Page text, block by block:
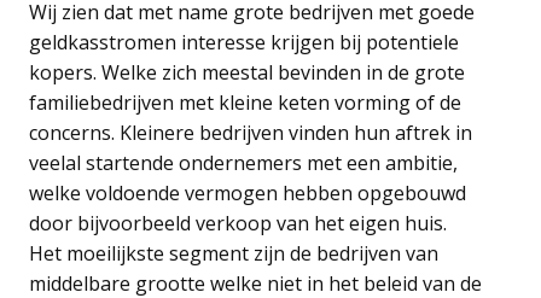
Wij zien dat met name grote bedrijven met goede
geldkasstromen interesse krijgen bij potentiele
kopers. Welke zich meestal bevinden in de grote
familiebedrijven met kleine keten vorming of de
concerns. Kleinere bedrijven vinden hun aftrek in
veelal startende ondernemers met een ambitie,
welke voldoende vermogen hebben opgebouwd
door bijvoorbeeld verkoop van het eigen huis.
Het moeilijkste segment zijn de bedrijven van
middelbare grootte welke niet in het beleid van de